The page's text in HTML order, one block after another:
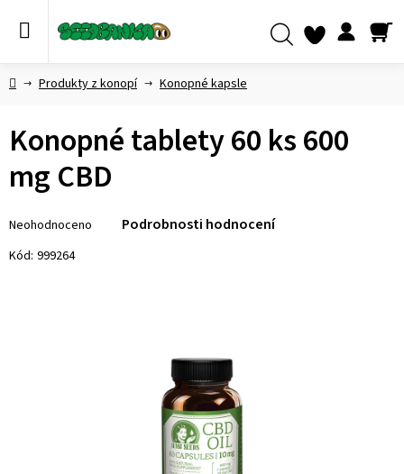
DomůProdukty z konopí Konopné kapsle
Konopné tablety 60 ks 600
mg CBD
hodnocení
produktu
Neohodnoceno Podrobnosti hodnocení
Kód: 999264